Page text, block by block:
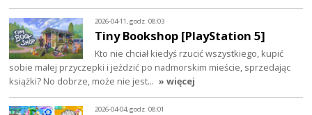
2026-04-11, godz. 08:03
Tiny Bookshop [PlayStation 5]
Kto nie chciał kiedyś rzucić wszystkiego, kupić
sobie małej przyczepki i jeździć po nadmorskim mieście, sprzedając
książki? No dobrze, może nie jest… » więcej
2026-04-04, godz. 08:01